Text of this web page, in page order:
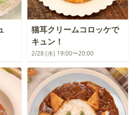
猫耳クリームコロッケで
キュン！
2/28 (水) 19:00〜20:00